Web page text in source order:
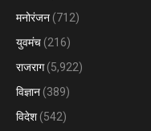
मनोरंजन (712)
युवमंच (216)
राजराग(5,922)
विज्ञान (389)
विदेश (542)